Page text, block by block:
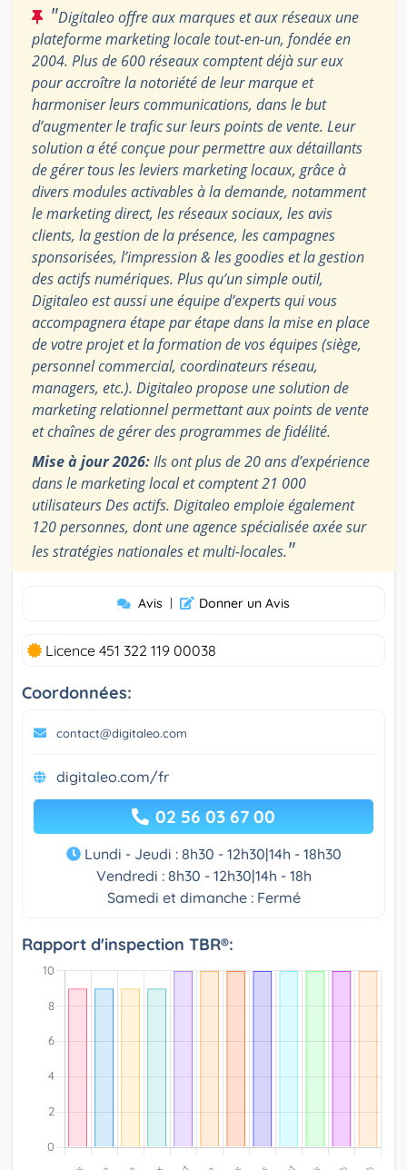
"Digitaleo offre aux marques et aux réseaux une
plateforme marketing locale tout-en-un, fondée en
2004. Plus de 600 réseaux comptent déjà sur eux
pour accroître la notoriété de leur marque et
harmoniser leurs communications, dans le but
d’augmenter le trafic sur leurs points de vente. Leur
solution a été conçue pour permettre aux détaillants
de gérer tous les leviers marketing locaux, grâce à
divers modules activables à la demande, notamment
le marketing direct, les réseaux sociaux, les avis
clients, la gestion de la présence, les campagnes
sponsorisées, l’impression & les goodies et la gestion
des actifs numériques. Plus qu’un simple outil,
Digitaleo est aussi une équipe d’experts qui vous
accompagnera étape par étape dans la mise en place
de votre projet et la formation de vos équipes (siège,
personnel commercial, coordinateurs réseau,
managers, etc.). Digitaleo propose une solution de
marketing relationnel permettant aux points de vente
et chaînes de gérer des programmes de fidélité.
Mise à jour 2026:Ils ont plus de 20 ans d’expérience
dans le marketing local et comptent 21 000
utilisateurs Des actifs. Digitaleo emploie également
120 personnes, dont une agence spécialisée axée sur
les stratégies nationales et multi-locales."
Avis | Donner un Avis
Licence 451 322 119 00038
Coordonnées:
contact@digitaleo.com
digitaleo.com/fr
02 56 03 67 00
Lundi - Jeudi : 8h30 - 12h30|14h - 18h30
Vendredi : 8h30 - 12h30|14h - 18h
Samedi et dimanche : Fermé
Rapport d'inspection TBR®: